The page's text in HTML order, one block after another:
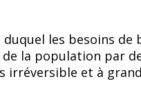
duquel les besoins
la population par
irréversible et à